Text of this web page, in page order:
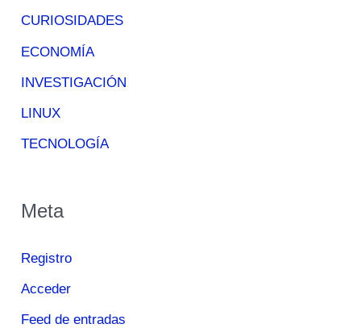
CURIOSIDADES
ECONOMÍA
INVESTIGACIÓN
LINUX
TECNOLOGÍA
Meta
Registro
Acceder
Feed de entradas